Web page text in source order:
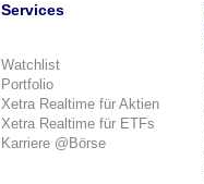
Services
Watchlist
Portfolio
Xetra Realtime für Aktien
Xetra Realtime für ETFs
Karriere @Börse